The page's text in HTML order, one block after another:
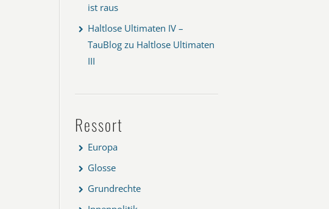
ist raus
Haltlose Ultimaten IV –
TauBlog zu Haltlose Ultimaten
III
Ressort
Europa
Glosse
Grundrechte